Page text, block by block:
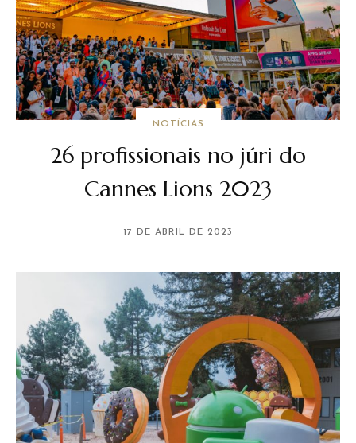
NOTÍCIAS
26 profissionais no júri do
Cannes Lions 2023
17 DE ABRIL DE 2023